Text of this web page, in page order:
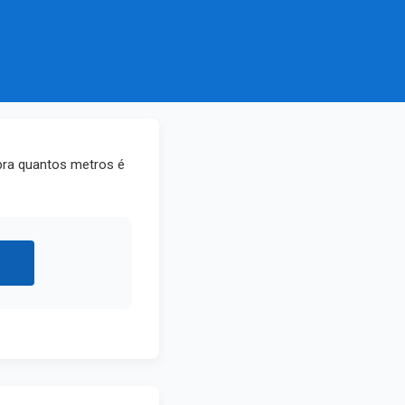
quantos metros é